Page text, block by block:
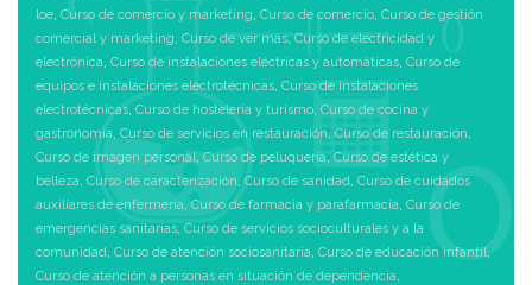
loe, Curso de comercio y marketing, Curso de comercio, Curso de gestión
comercial y marketing, Curso de ver más,Curso de electricidad y
electrónica, Curso de instalaciones eléctricas y automáticas, Curso de
equipos e instalaciones electrotécnicas, Curso de instalaciones
electrotécnicas, Curso de hostelería y turismo, Curso de cocina y
gastronomía, Curso de servicios en restauración, Curso de restauración,
Curso de imagen personal, Curso de peluquería,Curso de estética y
belleza, Curso de caracterización,Curso de sanidad, Curso de cuidados
auxiliares de enfermería,Curso de farmacia y parafarmacia, Curso de
emergencias sanitarias, Curso de servicios socioculturales y a la
comunidad, Curso de atención sociosanitaria, Curso de educación infantil,
Curso de atención a personas en situación de dependencia,